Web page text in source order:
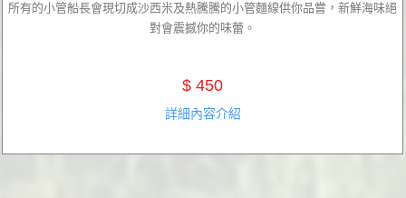
所有的小管船長會現切成沙西米及熱騰騰的小管麵線供你品嘗，新鮮海味絕
對會震撼你的味蕾。
$ 450
詳細內容介紹